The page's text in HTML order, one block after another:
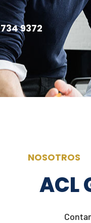
9372
NOSOTROS
ACL
Contamos